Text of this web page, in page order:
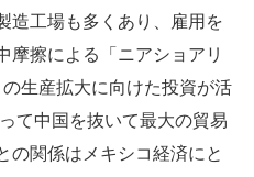
造工場も多くあり、雇用を
摩擦による「ニアショアリ
生産拡大に向けた投資が活
て中国を抜いて最大の貿易
の関係はメキシコ経済にと